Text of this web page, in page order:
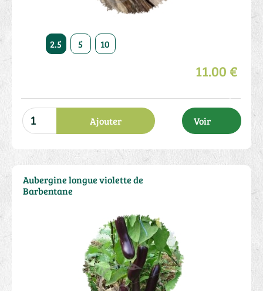
2.5 5 10
11.00 €
Ajouter Voir
Aubergine longue violette de
Barbentane